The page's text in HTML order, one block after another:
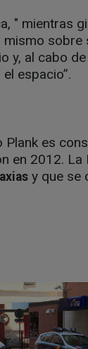
" mientras
mismo sobre
y, al cabo
espacio”.
es
en 2012. La
y que se